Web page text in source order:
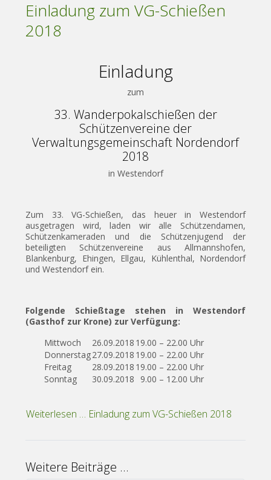
Einladung zum VG-Schießen
2018
Einladung
zum
33. Wanderpokalschießen der
Schützenvereine der
Verwaltungsgemeinschaft Nordendorf
2018
in Westendorf
Zum 33. VG-Schießen, das heuer in Westendorf
ausgetragen wird, laden wir alle Schützendamen,
Schützenkameraden und die Schützenjugend der
beteiligten Schützenvereine aus Allmannshofen,
Blankenburg, Ehingen, Ellgau, Kühlenthal, Nordendorf
und Westendorf ein.
Folgende Schießtage stehen in Westendorf
(Gasthof zur Krone) zur Verfügung:
Mittwoch
26.09.2018 19.00 – 22.00 Uhr
Donnerstag27.09.2018 19.00 – 22.00 Uhr
Freitag
28.09.2018 19.00 – 22.00 Uhr
Sonntag
30.09.2018 9.00 – 12.00 Uhr
Weiterlesen … Einladung zum VG-Schießen 2018
Weitere Beiträge …